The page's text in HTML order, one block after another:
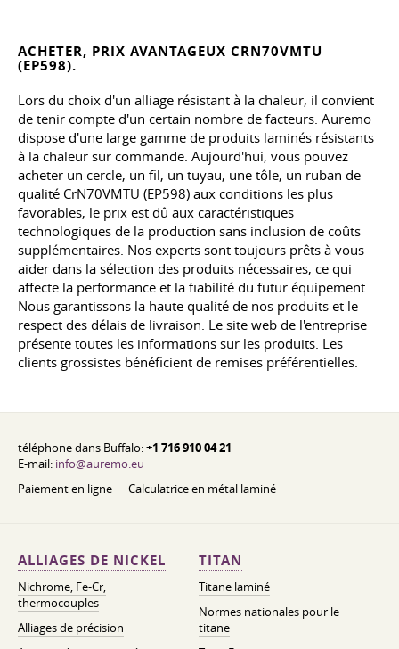
ACHETER, PRIX AVANTAGEUX CRN70VMTU
(EP598).
Lors du choix d'un alliage résistant à la chaleur, il convient
de tenir compte d'un certain nombre de facteurs. Auremo
dispose d'une large gamme de produits laminés résistants
à la chaleur sur commande. Aujourd'hui, vous pouvez
acheter un cercle, un fil, un tuyau, une tôle, un ruban de
qualité CrN70VMTU (EP598) aux conditions les plus
favorables, le prix est dû aux caractéristiques
technologiques de la production sans inclusion de coûts
supplémentaires. Nos experts sont toujours prêts à vous
aider dans la sélection des produits nécessaires, ce qui
affecte la performance et la fiabilité du futur équipement.
Nous garantissons la haute qualité de nos produits et le
respect des délais de livraison. Le site web de l'entreprise
présente toutes les informations sur les produits. Les
clients grossistes bénéficient de remises préférentielles.
téléphone dans Buffalo:+1 716 910 04 21
E-mail: info@auremo.eu
Paiement en ligne
Calculatrice en métal laminé
ALLIAGES DE NICKEL
Nichrome, Fe-Cr,
thermocouples
Alliages de précision
TITAN
Titane laminé
Normes nationales pour le
titane